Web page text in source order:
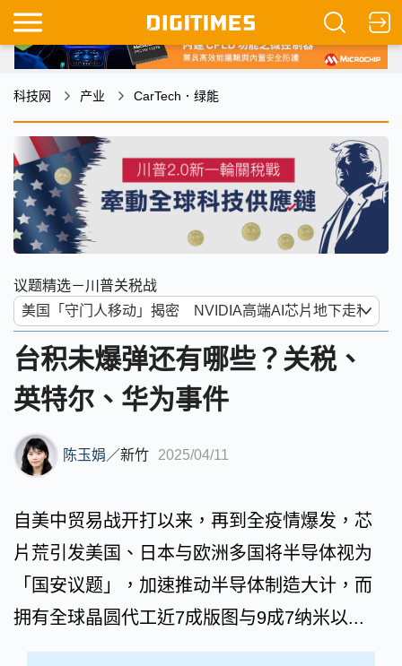
科技网 产业 CarTech．绿能
议题精选－川普关税战
台积未爆弹还有哪些？关税、
英特尔、华为事件
陈玉娟 ／新竹 2025/04/11
自美中贸易战开打以来，再到全疫情爆发，芯
片荒引发美国、日本与欧洲多国将半导体视为
「国安议题」，加速推动半导体制造大计，而
拥有全球晶圆代工近7成版图与9成7纳米以...